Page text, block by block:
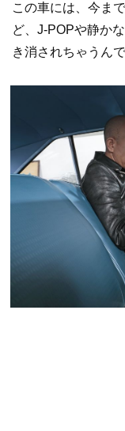
この車には、今ま
ど、J-POPや静か
き消されちゃうんで